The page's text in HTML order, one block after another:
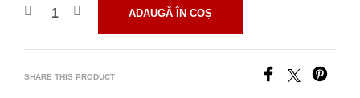
ADAUGĂ ÎN COȘ
SHARE THIS PRODUCT